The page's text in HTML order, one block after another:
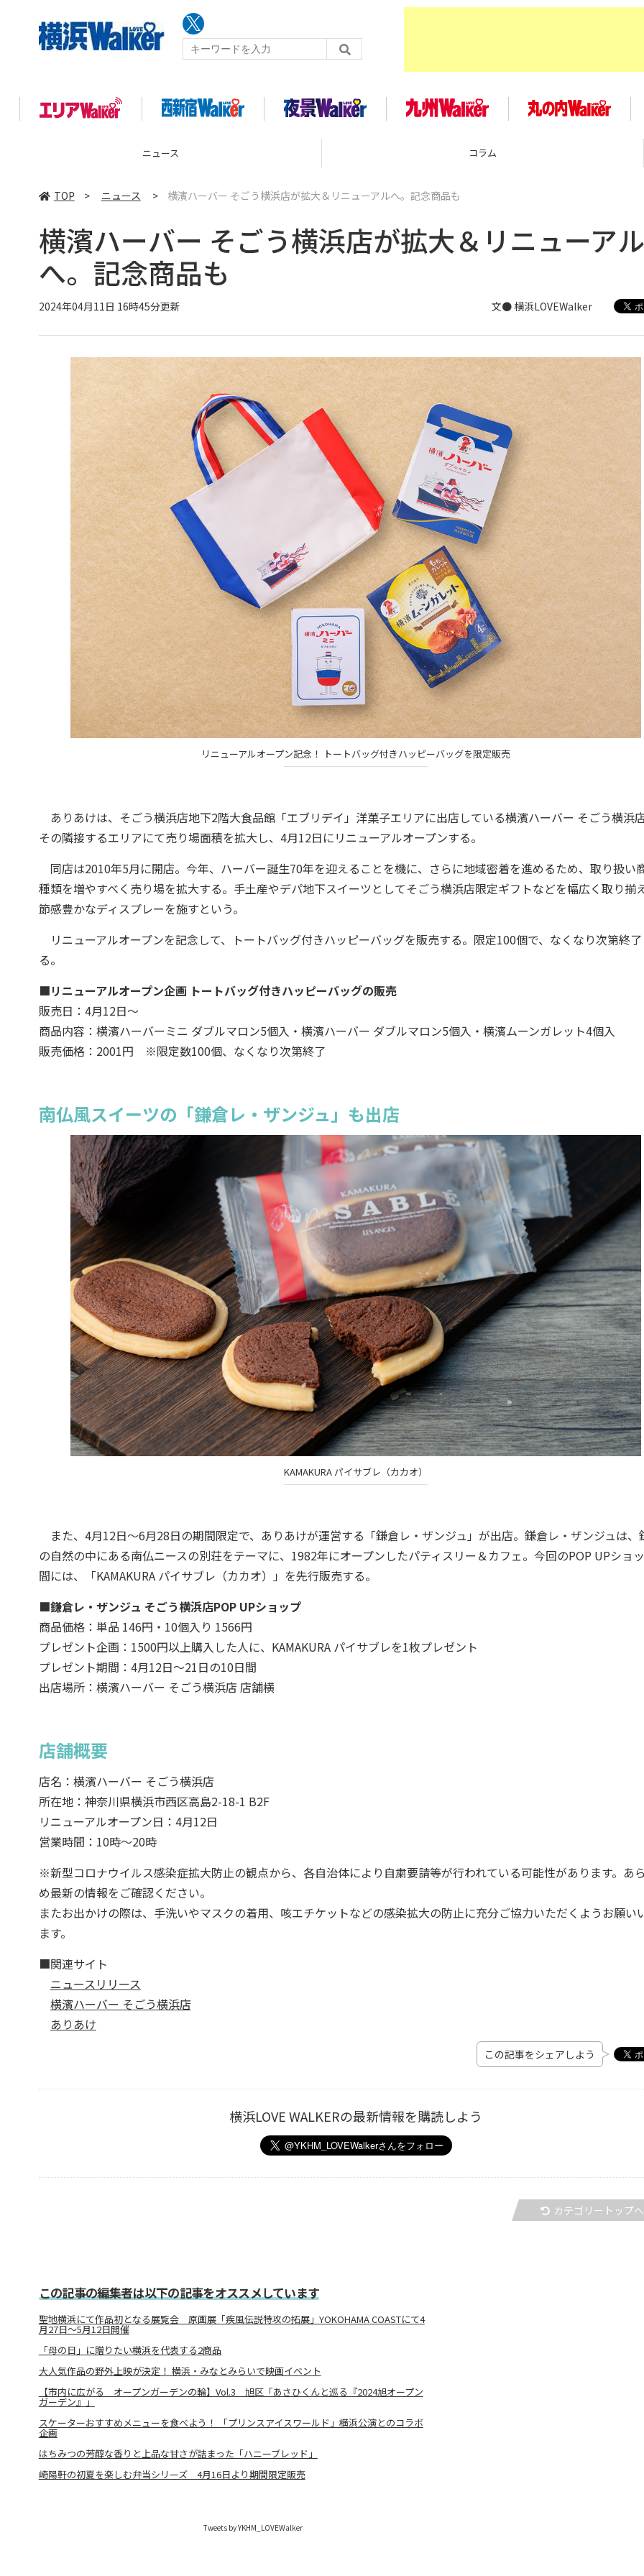
TOP > ニュース > 横濱ハーバー そごう横浜店が拡大＆リニューアルへ。記念商品も
横濱ハーバー そごう横浜店が拡大＆リニューアル
へ。記念商品も
2024年04月11日 16時45分更新 文● 横浜LOVEWalker
リニューアルオープン記念！ トートバッグ付きハッピーバッグを限定販売
ありあけは、そごう横浜店地下2階大食品館「エブリデイ」洋菓子エリアに出店している横濱ハーバー そごう横浜
その隣接するエリアにて売り場面積を拡大し、4月12日にリニューアルオープンする。
同店は2010年5月に開店。今年、ハーバー誕生70年を迎えることを機に、さらに地域密着を進めるため、取り扱い
種類を増やすべく売り場を拡大する。手土産やデパ地下スイーツとしてそごう横浜店限定ギフトなどを幅広く取り揃
節感豊かなディスプレーを施すという。
リニューアルオープンを記念して、トートバッグ付きハッピーバッグを販売する。限定100個で、なくなり次第終
る。
■リニューアルオープン企画 トートバッグ付きハッピーバッグの販売
販売日：4月12日～
商品内容：横濱ハーバーミニ ダブルマロン5個入・横濱ハーバー ダブルマロン5個入・横濱ムーンガレット4個入
販売価格：2001円 ※限定数100個、なくなり次第終了
南仏風スイーツの「鎌倉レ・ザンジュ」も出店
KAMAKURA パイサブレ（カカオ）
また、4月12日～6月28日の期間限定で、ありあけが運営する「鎌倉レ・ザンジュ」が出店。鎌倉レ・ザンジュは、
の自然の中にある南仏ニースの別荘をテーマに、1982年にオープンしたパティスリー＆カフェ。今回のPOP UPショ
間には、「KAMAKURA パイサブレ（カカオ）」を先行販売する。
■鎌倉レ・ザンジュ そごう横浜店POP UPショップ
商品価格：単品 146円・10個入り 1566円
プレゼント企画：1500円以上購入した人に、KAMAKURA パイサブレを1枚プレゼント
プレゼント期間：4月12日～21日の10日間
出店場所：横濱ハーバー そごう横浜店 店舗横
店舗概要
店名：横濱ハーバー そごう横浜店
所在地：神奈川県横浜市西区高島2-18-1 B2F
リニューアルオープン日：4月12日
営業時間：10時～20時
※新型コロナウイルス感染症拡大防止の観点から、各自治体により自粛要請等が行われている可能性があります。あ
め最新の情報をご確認ください。
またお出かけの際は、手洗いやマスクの着用、咳エチケットなどの感染拡大の防止に充分ご協力いただくようお願い
ます。
■関連サイト
ニュースリリース
横濱ハーバー そごう横浜店
ありあけ
この記事をシェアしよう
横浜LOVE WALKERの最新情報を購読しよう
カテゴリートップへ
この記事の編集者は以下の記事をオススメしています
聖地横浜にて作品初となる展覧会 原画展「疾風伝説特攻の拓展」YOKOHAMA COASTにて4
月27日～5月12日開催
「母の日」に贈りたい横浜を代表する2商品
大人気作品の野外上映が決定！ 横浜・みなとみらいで映画イベント
【市内に広がる オープンガーデンの輪】Vol.3 旭区「あさひくんと巡る『2024旭オープン
ガーデン』」
スケーターおすすめメニューを食べよう！ 「プリンスアイスワールド」横浜公演とのコラボ
企画
はちみつの芳醇な香りと上品な甘さが詰まった「ハニーブレッド」
崎陽軒の初夏を楽しむ弁当シリーズ 4月16日より期間限定販売
Tweets by YKHM_LOVEWalker